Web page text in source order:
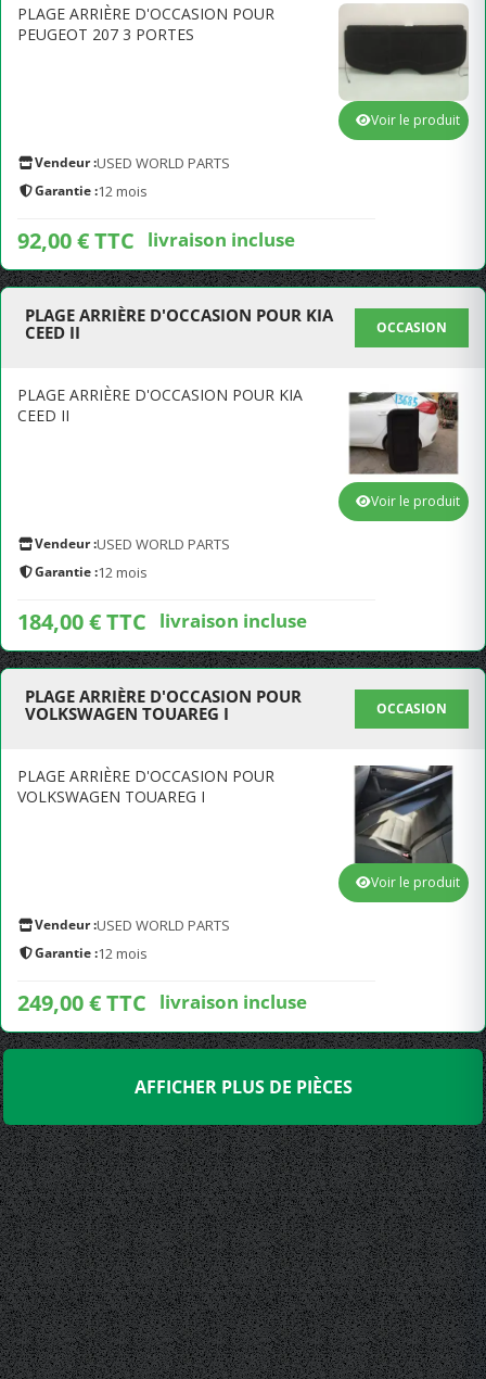
PLAGE ARRIÈRE D'OCCASION POUR
PEUGEOT 207 3 PORTES
Vendeur :USED WORLD PARTS
Garantie :12 mois
92,00 € TTC livraison incluse
Voir le produit
PLAGE ARRIÈRE D'OCCASION POUR KIA
CEED II
OCCASION
PLAGE ARRIÈRE D'OCCASION POUR KIA
CEED II
Vendeur :USED WORLD PARTS
Garantie :12 mois
184,00 € TTC livraison incluse
Voir le produit
PLAGE ARRIÈRE D'OCCASION POUR
VOLKSWAGEN TOUAREG I
OCCASION
PLAGE ARRIÈRE D'OCCASION POUR
VOLKSWAGEN TOUAREG I
Vendeur :USED WORLD PARTS
Garantie :12 mois
249,00 € TTC livraison incluse
Voir le produit
AFFICHER PLUS DE PIÈCES